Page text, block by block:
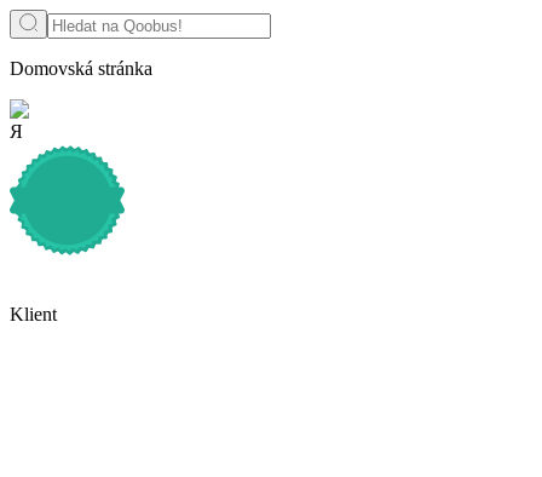
Domovská stránka
Я
Klient